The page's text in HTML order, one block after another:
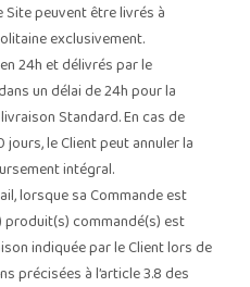
peuvent être livrés à
exclusivement.
24h et délivrés par le
un délai de 24h pour la
Standard. En cas de
le Client peut annuler la
intégral.
lorsque sa Commande est
commandé(s) est
indiquée par le Client lors de
précisées à l’article 3.8 des